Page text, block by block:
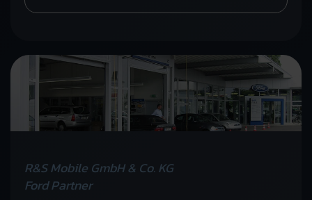
R&S Mobile GmbH & Co. KG
Ford Partner